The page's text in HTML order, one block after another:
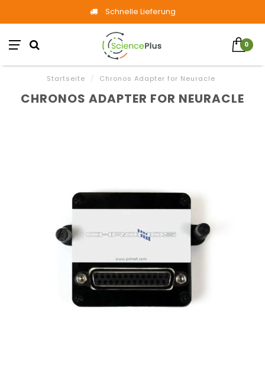
Schnelle Lieferung
0
Startseite / Chronos Adapter for Neuracle
CHRONOS ADAPTER FOR NEURACLE